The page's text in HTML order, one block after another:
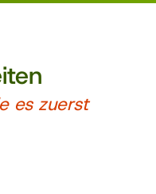
es zuerst